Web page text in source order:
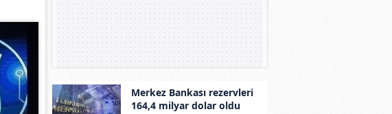
Merkez Bankası rezervleri
164,4 milyar dolar oldu